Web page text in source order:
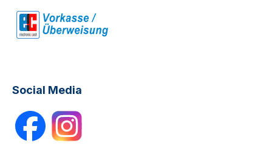
Social Media